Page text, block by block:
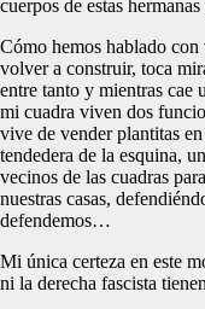
cuerpos de estas
Cómo hemos hablado
volver a construir, toca
entre tanto y mientras cae
mi cuadra viven dos
vive de vender plantitas
tendedera de la esquina,
vecinos de las cuadras
nuestras casas,
defendemos…
Mi única certeza en este
ni la derecha fascista